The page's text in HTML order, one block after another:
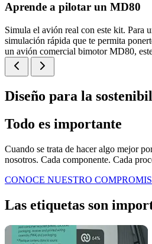
Aprende a pilotar un MD80
Simula el avión real con este kit. Para
simulación rápida que te permita
un avión comercial bimotor MD80,
Diseño para la
Todo es importante
Cuando se trata de hacer algo mejor
nosotros. Cada componente. Cada
CONOCE NUESTRO
Las etiquetas son